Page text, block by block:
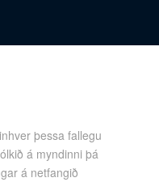
þessa fallegu
á myndinni þá
á netfangið